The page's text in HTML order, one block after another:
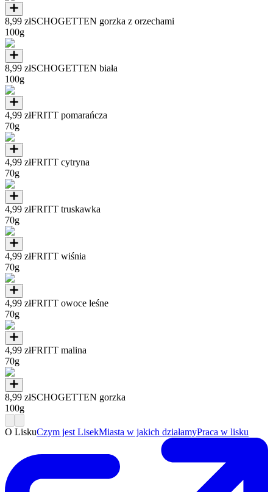
8,99 złSCHOGETTEN gorzka z orzechami
100g
8,99 złSCHOGETTEN biała
100g
4,99 złFRITT pomarańcza
70g
4,99 złFRITT cytryna
70g
4,99 złFRITT truskawka
70g
4,99 złFRITT wiśnia
70g
4,99 złFRITT owoce leśne
70g
4,99 złFRITT malina
70g
8,99 złSCHOGETTEN gorzka
100g
O LiskuCzym jest LisekMiasta w jakich działamyPraca w lisku